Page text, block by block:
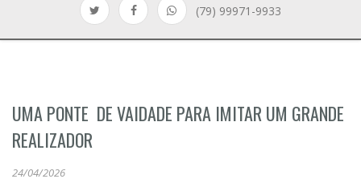
(79) 99971-9933
UMA PONTE DE VAIDADE PARA IMITAR UM GRANDE
REALIZADOR
24/04/2026